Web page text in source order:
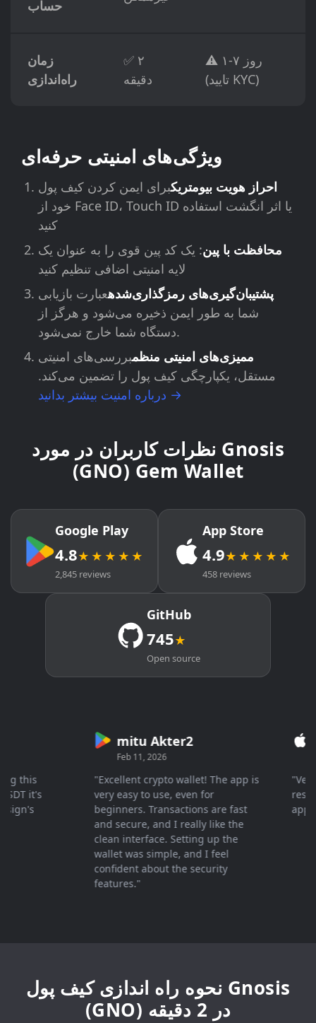
حساب
زمان
راه‌اندازی
✅ ۲
دقیقه
⚠️ ۱-۷ روز
(تایید KYC)
ویژگی‌های امنیتی حرفه‌ای
احراز هویت بیومتریکبرای ایمن کردن کیف پول
خود از Face ID، Touch ID یا اثر انگشت استفاده
کنید
محافظت با پین: یک کد پین قوی را به عنوان یک
لایه امنیتی اضافی تنظیم کنید
پشتیبان‌گیری‌های رمزگذاری‌شدهعبارت بازیابی
شما به طور ایمن ذخیره می‌شود و هرگز از
دستگاه شما خارج نمی‌شود.
ممیزی‌های امنیتی منظمبررسی‌های امنیتی
مستقل، یکپارچگی کیف پول را تضمین می‌کند.
درباره امنیت بیشتر بدانید →
نظرات کاربران در مورد Gnosis
(GNO) Gem Wallet
Google Play
4.8★★★★★
2,845 reviews
App Store
4.9★★★★★
458 reviews
GitHub
745★
Open source
it's
mitu Akter2
Feb 11, 2026
"Excellent crypto wallet! The app is
very easy to use, even for
beginners. Transactions are fast
and secure, and I really like the
clean interface. Setting up the
wallet was simple, and I feel
confident about the security
features."
"Very
نحوه راه اندازی کیف پول Gnosis
(GNO) در 2 دقیقه